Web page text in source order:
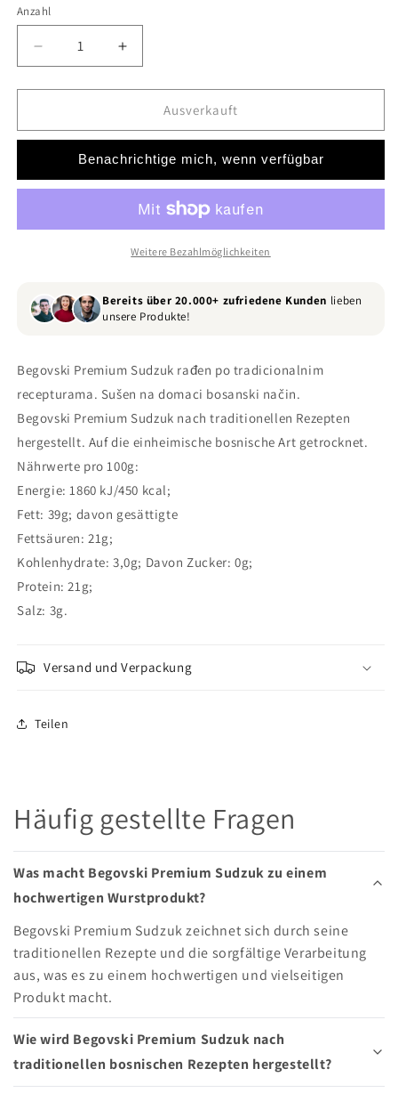
Anzahl
Anzahl
Verringere
die
Menge
Begovski
Sudzuk
-
Erhöhe
die
Menge
Begovski
Sudzuk
-
550gr
Ausverkauft
Benachrichtige mich, wenn verfügbar
Weitere Bezahlmöglichkeiten
Bereits über 20.000+ zufriedene Kunden lieben
unsere Produkte!
Begovski Premium Sudzuk rađen po tradicionalnim
recepturama. Sušen na domaci bosanski način.
Begovski Premium Sudzuk nach traditionellen Rezepten
hergestellt. Auf die einheimische bosnische Art getrocknet.
Nährwerte pro 100g:
Energie: 1860 kJ/450 kcal;
Fett: 39g; davon gesättigte
Fettsäuren: 21g;
Kohlenhydrate: 3,0g; Davon Zucker: 0g;
Protein: 21g;
Salz: 3g.
Versand und Verpackung
Teilen
Häufig gestellte Fragen
Was macht Begovski Premium Sudzuk zu einem
hochwertigen Wurstprodukt?
Begovski Premium Sudzuk zeichnet sich durch seine
traditionellen Rezepte und die sorgfältige Verarbeitung
aus, was es zu einem hochwertigen und vielseitigen
Produkt macht.
Wie wird Begovski Premium Sudzuk nach
traditionellen bosnischen Rezepten hergestellt?